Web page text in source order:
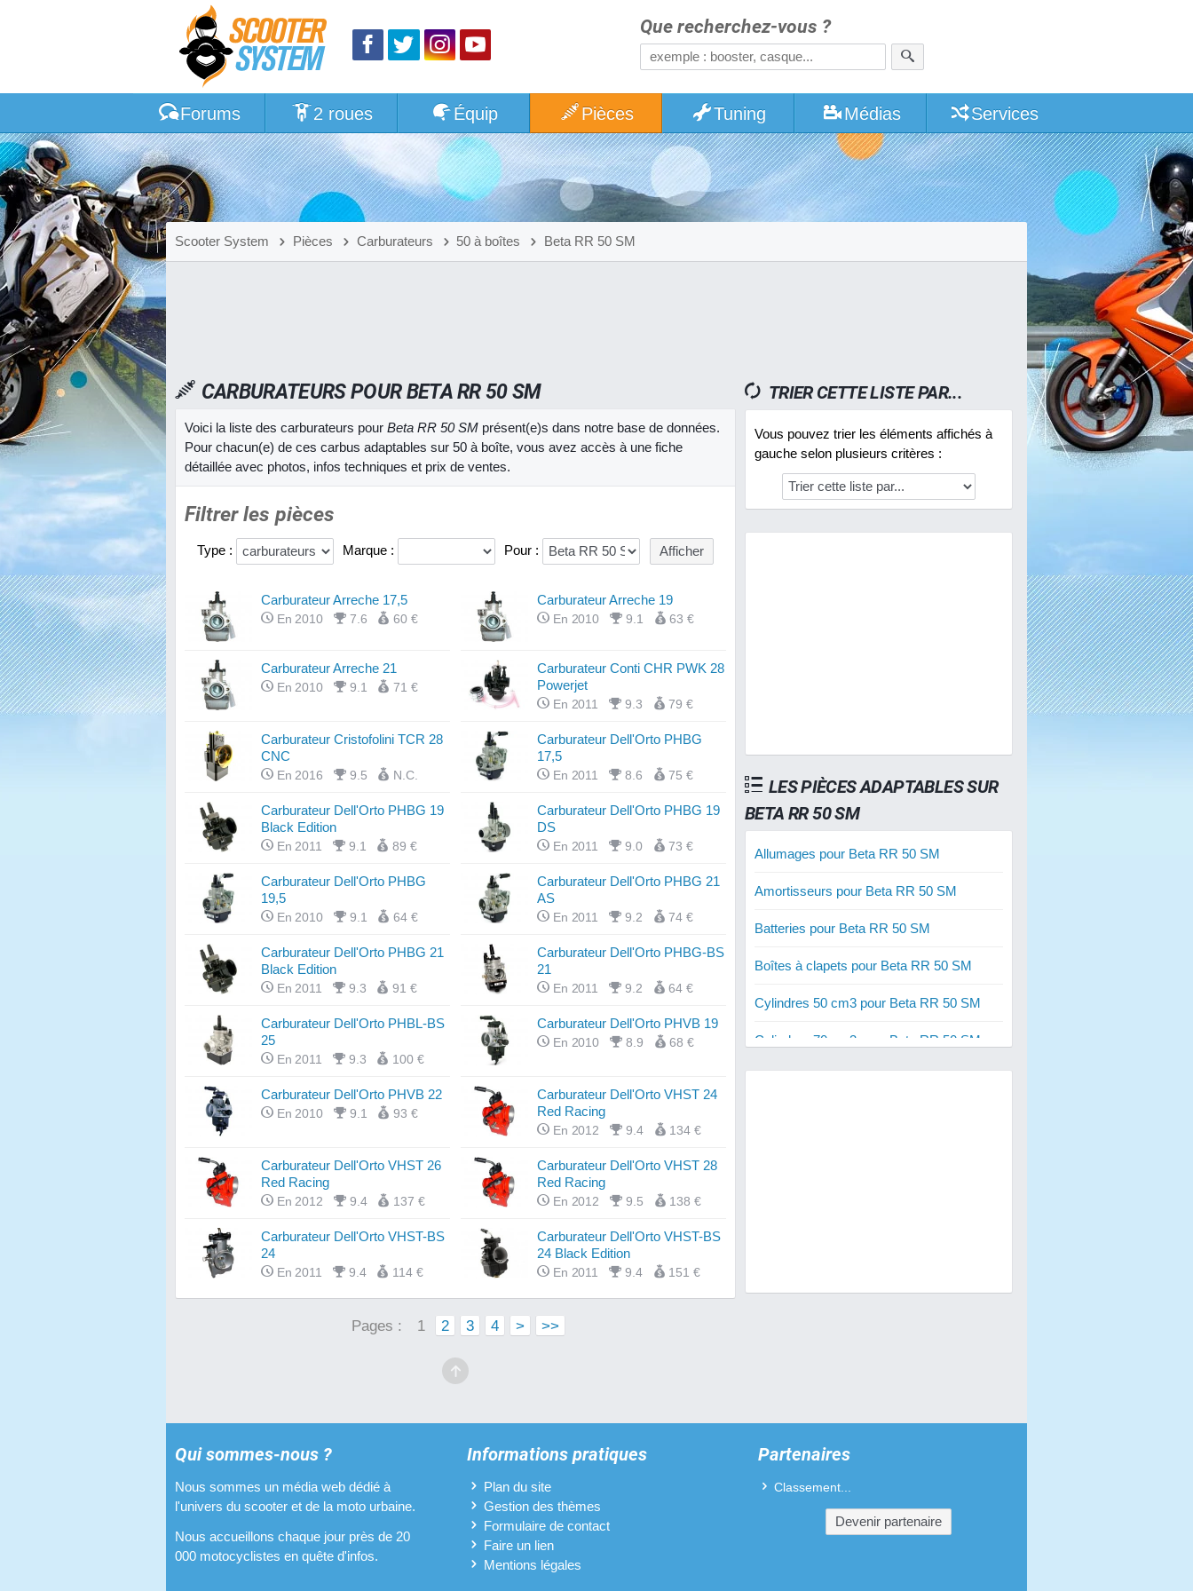
Que recherchez-vous ?
Forums 2 roues Équip Pièces Tuning Médias Services
Scooter System Pièces Carburateurs 50 à boîtes Beta RR 50 SM
CARBURATEURS POUR BETA RR 50 SM
Voici la liste des carburateurs pour Beta RR 50 SM présent(e)s dans notre base de données.
Pour chacun(e) de ces carbus adaptables sur 50 à boîte, vous avez accès à une fiche
détaillée avec photos, infos techniques et prix de ventes.
Filtrer les pièces
Type : Marque : Pour :
Carburateur Arreche 17,5
En 2010 7.6 60 €
Carburateur Arreche 19
En 2010 9.1 63 €
Carburateur Arreche 21
En 2010 9.1 71 €
Carburateur Conti CHR PWK 28
Powerjet
En 2011 9.3 79 €
Carburateur Cristofolini TCR 28
CNC
En 2016 9.5 N.C.
Carburateur Dell'Orto PHBG
17,5
En 2011 8.6 75 €
Carburateur Dell'Orto PHBG 19
Black Edition
En 2011 9.1 89 €
Carburateur Dell'Orto PHBG 19
DS
En 2011 9.0 73 €
Carburateur Dell'Orto PHBG
19,5
En 2010 9.1 64 €
Carburateur Dell'Orto PHBG 21
AS
En 2011 9.2 74 €
Carburateur Dell'Orto PHBG 21
Black Edition
En 2011 9.3 91 €
Carburateur Dell'Orto PHBG-BS
21
En 2011 9.2 64 €
Carburateur Dell'Orto PHBL-BS
25
En 2011 9.3 100 €
Carburateur Dell'Orto PHVB 19
En 2010 8.9 68 €
Carburateur Dell'Orto PHVB 22
En 2010 9.1 93 €
Carburateur Dell'Orto VHST 24
Red Racing
En 2012 9.4 134 €
Carburateur Dell'Orto VHST 26
Red Racing
En 2012 9.4 137 €
Carburateur Dell'Orto VHST 28
Red Racing
En 2012 9.5 138 €
Carburateur Dell'Orto VHST-BS
24
En 2011 9.4 114 €
Carburateur Dell'Orto VHST-BS
24 Black Edition
En 2011 9.4 151 €
Pages : 1 2 3 4 > >>
TRIER CETTE LISTE PAR...
Vous pouvez trier les éléments affichés à
gauche selon plusieurs critères :
LES PIÈCES ADAPTABLES SUR
BETA RR 50 SM
Allumages pour Beta RR 50 SM
Amortisseurs pour Beta RR 50 SM
Batteries pour Beta RR 50 SM
Boîtes à clapets pour Beta RR 50 SM
Cylindres 50 cm3 pour Beta RR 50 SM
Cylindres 70 cm3 pour Beta RR 50 SM
Pots d'échappement pour Beta RR 50 SM
Qui sommes-nous ?
Nous sommes un média web dédié à
l'univers du scooter et de la moto urbaine.
Nous accueillons chaque jour près de 20
000 motocyclistes en quête d'infos.
Informations pratiques
Plan du site
Gestion des thèmes
Formulaire de contact
Faire un lien
Mentions légales
Partenaires
Classement...
Devenir partenaire